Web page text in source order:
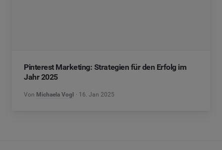
Pinterest Marketing: Strategien für den Erfolg im
Jahr 2025
Von Michaela Vogl 16. Jan 2025